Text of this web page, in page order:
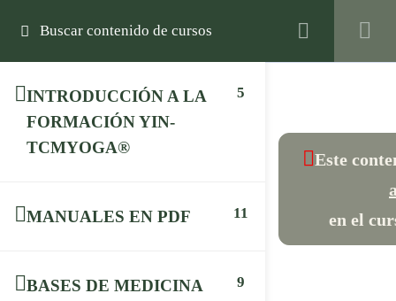
INTRODUCCIÓN A LA
FORMACIÓN YIN-
TCMYOGA®
5
MANUALES EN PDF 11
BASES DE MEDICINA
9
Este
en el
Newsletter
Suscríbete para recibir ofertas, artículos,
novedades...